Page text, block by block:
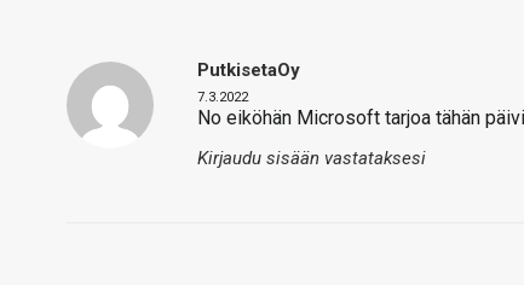
PutkisetaOy
7.3.2022
No eiköhän Microsoft tarjoa tähän
Kirjaudu sisään vastataksesi